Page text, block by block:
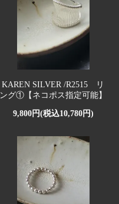
KAREN SILVER /R2515 リ
ング①【ネコポス指定可能】
9,800円(税込10,780円)